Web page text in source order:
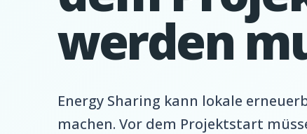
werden
Energy Sharing kann lokale
machen. Vor dem Projektstart